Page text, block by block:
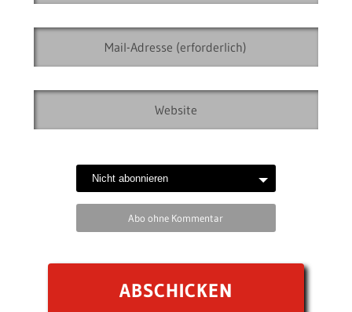
Abo ohne Kommentar